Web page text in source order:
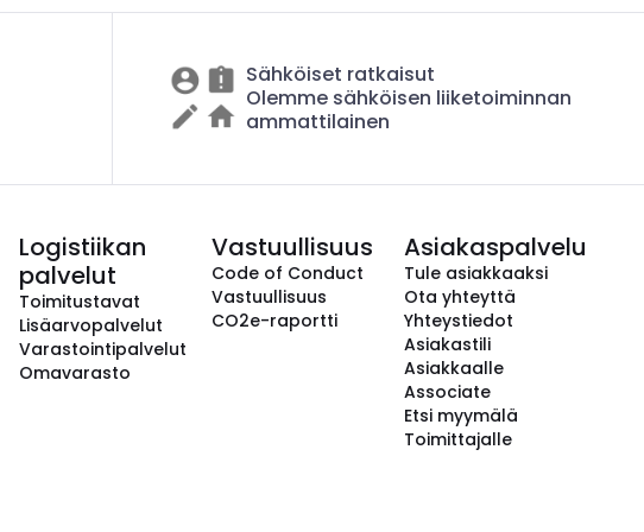
Sähköiset ratkaisut
Olemme sähköisen liiketoiminnan
ammattilainen
Logistiikan
palvelut
Toimitustavat
Lisäarvopalvelut
Varastointipalvelut
Omavarasto
Vastuullisuus
Code of Conduct
Vastuullisuus
CO2e-raportti
Asiakaspalvelu
Tule asiakkaaksi
Ota yhteyttä
Yhteystiedot
Asiakastili
Asiakkaalle
Associate
Etsi myymälä
Toimittajalle